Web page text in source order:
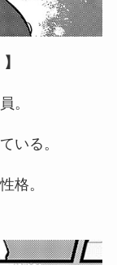
。
いる。
格。